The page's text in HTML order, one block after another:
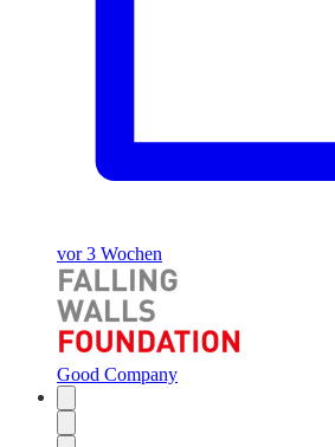
vor 3 Wochen
Good Company